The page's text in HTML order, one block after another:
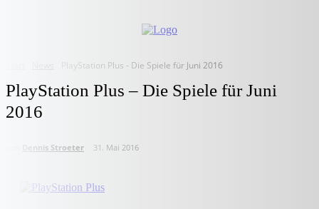
PlayStation Plus - Die Spiele für Juni 2016
PlayStation Plus – Die Spiele für Juni
2016
Dennis Stroeter 31. Mai 2016